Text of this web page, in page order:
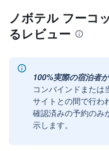
ノボテル フーコ
るレビュー
100%実際の宿泊者が
コンバインドまたは
サイトとの間で行わ
確認済みの予約のみ
示します。